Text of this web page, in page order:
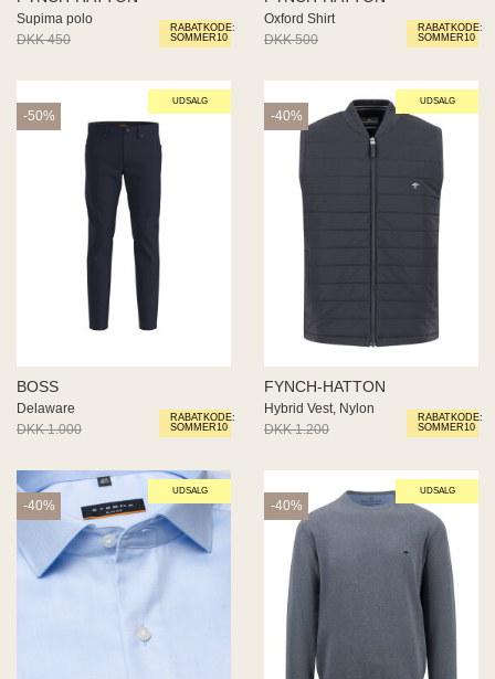
RABATKODE:
SOMMER10
Supima polo
DKK 450
DKK 270
RABATKODE:
SOMMER10
Oxford Shirt
DKK 500
DKK 300
UDSALG
RABATKODE:
SOMMER10
-50%
BOSS
Delaware
DKK 1.000
DKK 500
UDSALG
RABATKODE:
SOMMER10
-40%
FYNCH-HATTON
Hybrid Vest, Nylon
DKK 1.200
DKK 720
UDSALG
-40%
UDSALG
-40%